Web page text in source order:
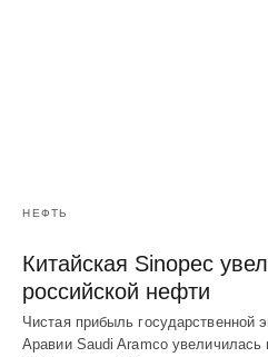
НЕФТЬ
Китайская Sinopec
российской нефти
Чистая прибыль государственной
Аравии Saudi Aramco увеличилась